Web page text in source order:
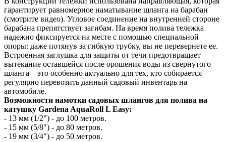
гарантирует равномерное наматывание шланга на барабан
(смотрите видео). Угловое соединение на внутренней стороне
барабана препятствует загибам. На время полива тележка
надежно фиксируется на месте с помощью специальной
опоры: даже потянув за гибкую трубку, вы не перевернете ее.
Встроенная заглушка для защиты от течи предотвращает
вытекание оставшейся после орошения воды из свернутого
шланга – это особенно актуально для тех, кто собирается
регулярно перевозить данный садовый инвентарь на
автомобиле.
Возможности намотки садовых шлангов для полива на
катушку Gardena AquaRoll L Easy:
- 13 мм (1/2") - до 100 метров.
- 15 мм (5/8") - до 80 метров.
- 19 мм (3/4") - до 50 метров.